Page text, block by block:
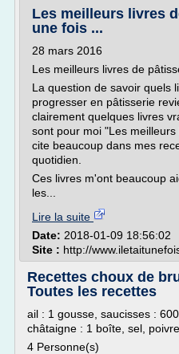
Les meilleurs livres
une fois ...
28 mars 2016
Les meilleurs livres de
La question de savoir quels
progresser en pâtisserie
clairement quelques livres
sont pour moi "Les
cite beaucoup dans mes
quotidien.
Ces livres m'ont beaucoup
les...
Lire la suite
Date: 2018-01-09 18:56:02
Site : http://
Recettes choux de
Toutes les recettes
ail : 1 gousse, saucisses :
châtaigne : 1 boîte, sel,
4 Personne(s)